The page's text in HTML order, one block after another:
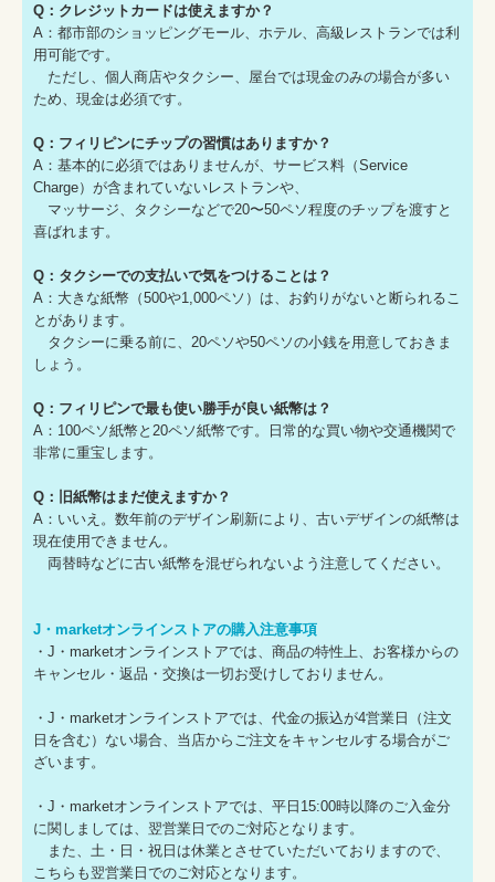
Q：クレジットカードは使えますか？
A：都市部のショッピングモール、ホテル、高級レストランでは利
用可能です。
ただし、個人商店やタクシー、屋台では現金のみの場合が多い
ため、現金は必須です。
Q：フィリピンにチップの習慣はありますか？
A：基本的に必須ではありませんが、サービス料（Service
Charge）が含まれていないレストランや、
マッサージ、タクシーなどで20〜50ペソ程度のチップを渡すと
喜ばれます。
Q：タクシーでの支払いで気をつけることは？
A：大きな紙幣（500や1,000ペソ）は、お釣りがないと断られるこ
とがあります。
タクシーに乗る前に、20ペソや50ペソの小銭を用意しておきま
しょう。
Q：フィリピンで最も使い勝手が良い紙幣は？
A：100ペソ紙幣と20ペソ紙幣です。日常的な買い物や交通機関で
非常に重宝します。
Q：旧紙幣はまだ使えますか？
A：いいえ。数年前のデザイン刷新により、古いデザインの紙幣は
現在使用できません。
両替時などに古い紙幣を混ぜられないよう注意してください。
J・marketオンラインストアの購入注意事項
・J・marketオンラインストアでは、商品の特性上、お客様からの
キャンセル・返品・交換は一切お受けしておりません。
・J・marketオンラインストアでは、代金の振込が4営業日（注文
日を含む）ない場合、当店からご注文をキャンセルする場合がご
ざいます。
・J・marketオンラインストアでは、平日15:00時以降のご入金分
に関しましては、翌営業日でのご対応となります。
また、土・日・祝日は休業とさせていただいておりますので、
こちらも翌営業日でのご対応となります。